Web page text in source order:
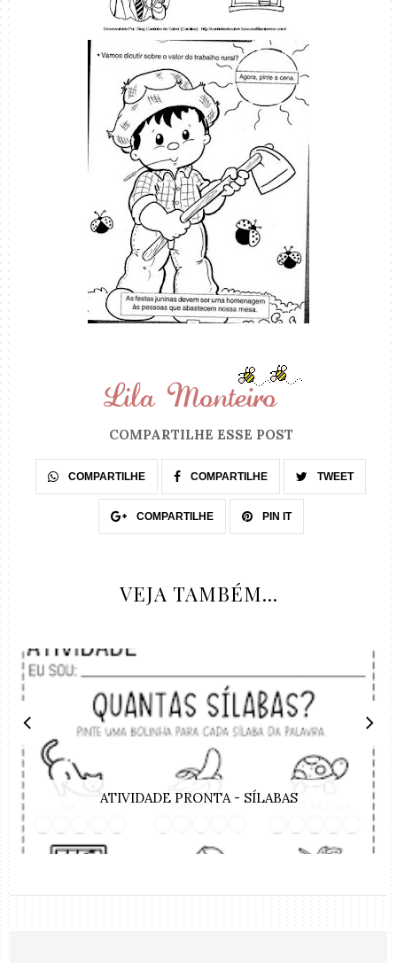
COMPARTILHE ESSE POST
COMPARTILHE COMPARTILHE TWEET
COMPARTILHE PIN IT
VEJA TAMBÉM...
ATIVIDADE PRONTA - SÍLABAS